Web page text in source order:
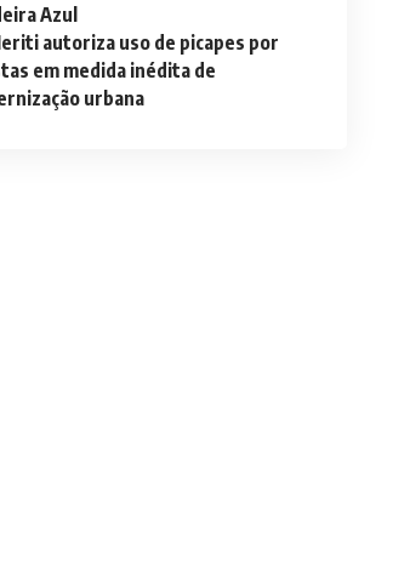
Azul
autoriza uso de picapes por
em medida inédita de
urbana